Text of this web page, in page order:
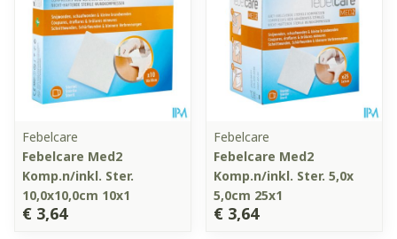
Febelcare
Febelcare Med2
Komp.n/inkl. Ster.
10,0x10,0cm 10x1
€ 3,64
Febelcare
Febelcare Med2
Komp.n/inkl. Ster. 5,0x
5,0cm 25x1
€ 3,64